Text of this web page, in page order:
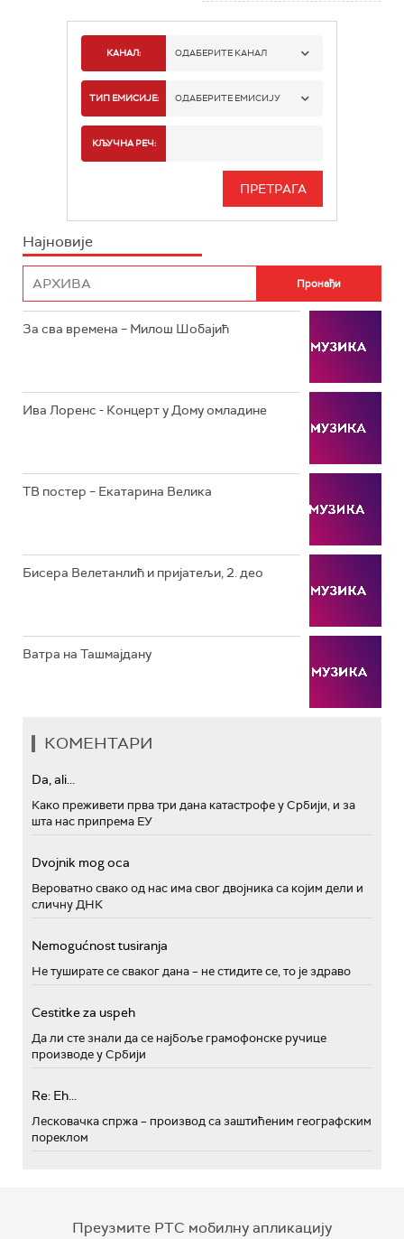
КАНАЛ: ОДАБЕРИТЕ КАНАЛ
РТС 1
РТС 3
РТС ЖИВОТ
РТС КОЛО
ТИП ЕМИСИЈЕ: ОДАБЕРИТЕ ЕМИСИЈУ
ИНФО
КЉУЧНА РЕЧ:
Најновије
За сва времена – Милош Шобајић
Ива Лоренс - Концерт у Дому омладине
ТВ постер – Екатарина Велика
Бисера Велетанлић и пријатељи, 2. део
Ватра на Ташмајдану
КОМЕНТАРИ
Da, ali...
Како преживети прва три дана катастрофе у Србији, и за
шта нас припрема ЕУ
Dvojnik mog oca
Вероватно свако од нас има свог двојника са којим дели и
сличну ДНК
Nemogućnost tusiranja
Не туширате се сваког дана – не стидите се, то је здраво
Cestitke za uspeh
Да ли сте знали да се најбоље грамофонске ручице
производе у Србији
Re: Eh...
Лесковачка спржа – производ са заштићеним географским
пореклом
Преузмите РТС мобилну апликацију